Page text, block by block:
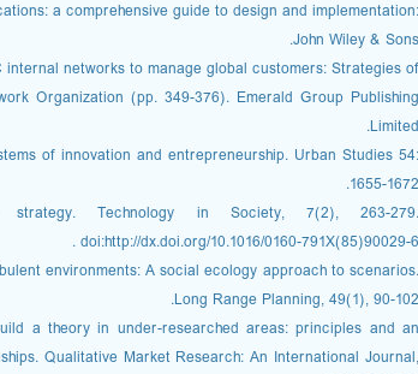
a comprehensive guide to design and implementation:
John Wiley & Sons.
networks to manage global customers: Strategies of
Organization (pp. 349-376). Emerald Group Publishing
Limited.
of innovation and entrepreneurship. Urban Studies 54:
1655-1672.
Technology in Society, 7(2), 263-279.
doi:http://dx.doi.org/10.1016/0160-791X(85)90029-6 .
environments: A social ecology approach to scenarios.
Long Range Planning, 49(1), 90-102.
a theory in under-researched areas: principles and an
Qualitative Market Research: An International Journal,